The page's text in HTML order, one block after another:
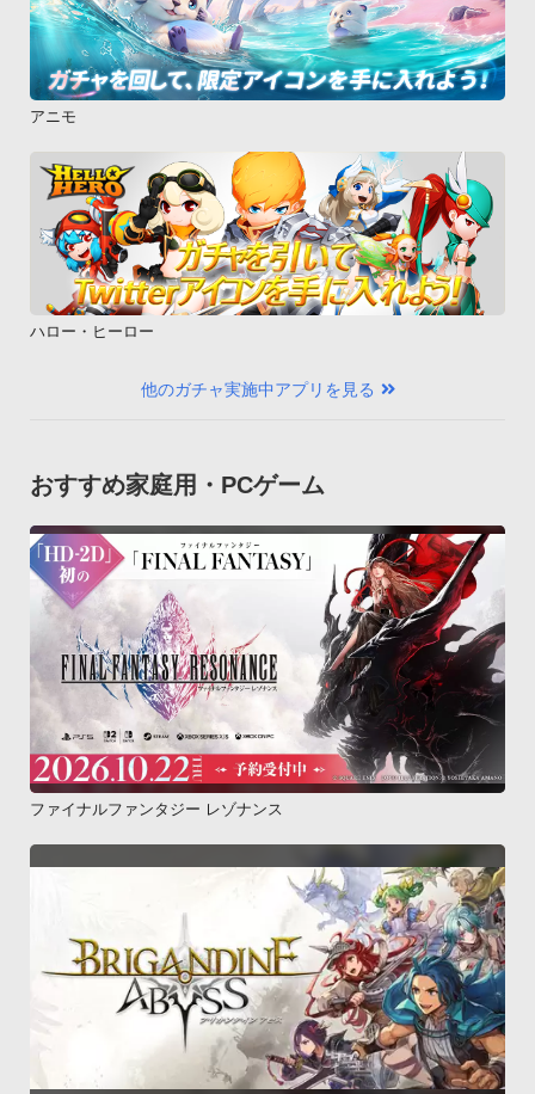
アニモ
ハロー・ヒーロー
他のガチャ実施中アプリを見る
おすすめ家庭用・PCゲーム
ファイナルファンタジー レゾナンス